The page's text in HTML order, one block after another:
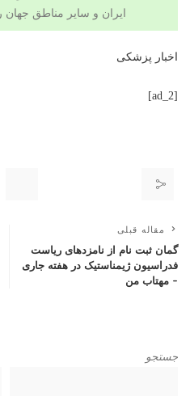
ایران و سایر مناطق جهان
اخبار پزشکی
[ad_2]
مقاله قبلی
گمان ثبت نام از نامزدهای ریاست
فدراسیون ژیمناستیک در هفته جاری
– مهتاب من
جستجو